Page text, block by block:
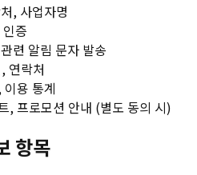
, 사업자명
증
련 알림 문자 발송
연락처
용 통계
, 프로모션 안내 (별도 동의 시)
항목